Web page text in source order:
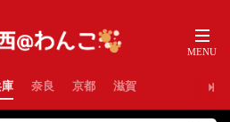
奈良 京都 滋賀